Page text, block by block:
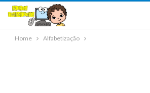
Home Alfabetização